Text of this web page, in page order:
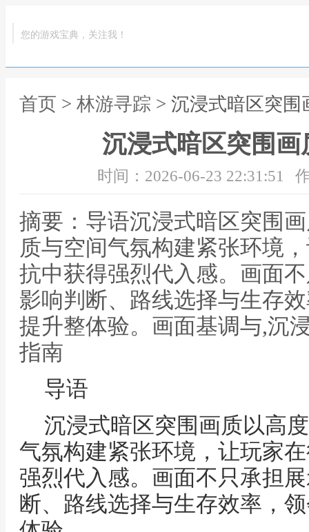
您的游戏宝典，关注我！
首页 > 林游寻踪 > 沉浸式暗区突
沉浸式暗区突围
时间：2026-06-23 22:31:51
摘要：导语沉浸式暗区突围
质与空间气氛构建紧张环境
抗中获得强烈代入感。画面
影响判断、路线选择与生存
提升整体验。画面基调与,沉
指南
导语
沉浸式暗区突围画质以高
气氛构建紧张环境，让玩家
强烈代入感。画面不只承担
断、路线选择与生存效率，